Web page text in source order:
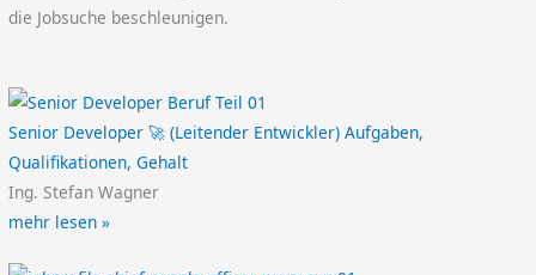
die Jobsuche beschleunigen.
Senior Developer 🚀 (Leitender Entwickler) Aufgaben,
Qualifikationen, Gehalt
Ing. Stefan Wagner
mehr lesen »